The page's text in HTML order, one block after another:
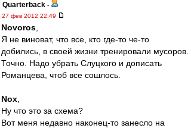
Quarterback -
27 фев 2012 22:49
Novoros
Я не виноват, что все, кто где-то че-то
добились, в своей жизни тренировали мусоров.
Точно. Надо убрать Слуцкого и дописать
Романцева, чтоб все сошлось.
Nox
Ну что это за схема?
Вот меня недавно наконец-то занесло на